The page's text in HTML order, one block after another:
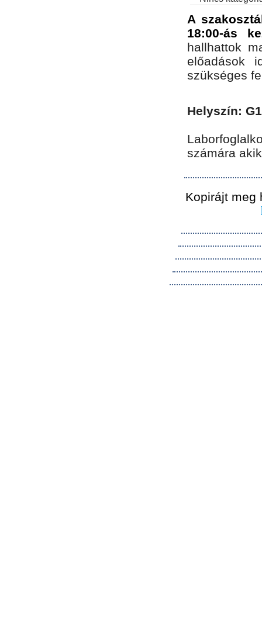
A
18:00-ás
hallhattok
előadások
szükséges
Helyszín:
számára
Kopirájt meg